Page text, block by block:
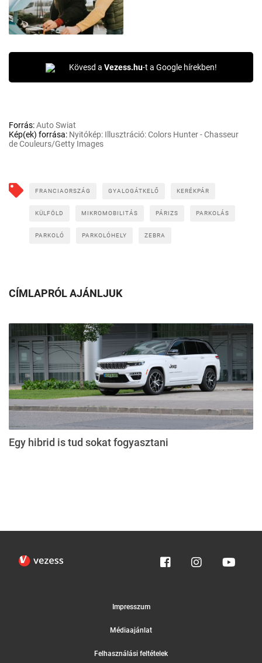
Kövesd a Vezess.hu-t a Google hírekben!
Forrás:Auto Swiat
Kép(ek) forrása: Nyitókép: Illusztráció: Colors Hunter - Chasseur
de Couleurs/Getty Images
FRANCIAORSZÁG GYALOGÁTKELŐ KERÉKPÁR
KÜLFÖLD MIKROMOBILITÁS PÁRIZS PARKOLÁS
PARKOLÓ PARKOLÓHELY ZEBRA
CÍMLAPRÓL AJÁNLJUK
Egy hibrid is tud sokat fogyasztani
Impresszum
Médiaajánlat
Felhasználási feltételek